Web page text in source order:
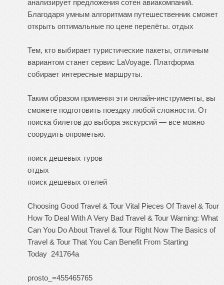
анализирует предложения сотен авиакомпаний.
Благодаря умным алгоритмам путешественник сможет
открыть оптимальные по цене перелёты. отдых
Тем, кто выбирает туристические пакеты, отличным
вариантом станет сервис LaVoyage. Платформа
собирает интересные маршруты.
Таким образом применяя эти онлайн-инструменты, вы
сможете подготовить поездку любой сложности. От
поиска билетов до выбора экскурсий — все можно
соорудить опрометью.
поиск дешевых туров
отдых
поиск дешевых отелей
Choosing Good Travel & Tour Vital Pieces Of Travel & Tour
How To Deal With A Very Bad Travel & Tour Warning: What
Can You Do About Travel & Tour Right Now The Basics of
Travel & Tour That You Can Benefit From Starting
Today 241764a
prosto_=455465765